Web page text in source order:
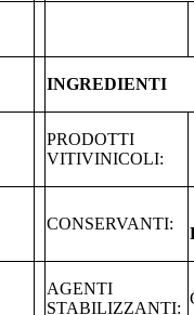
INGREDIENTI
PRODOTTI
VITIVINICOLI:
CONSERVANTI:
AGENTI
STABILIZZANTI: